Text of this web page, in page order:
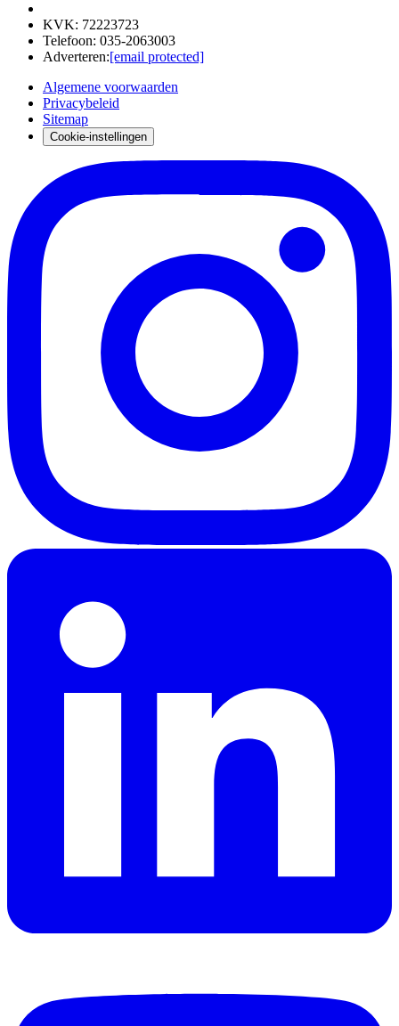
KVK: 72223723
Telefoon: 035-2063003
Adverteren:[email protected]
Algemene voorwaarden
Privacybeleid
Sitemap
Cookie-instellingen